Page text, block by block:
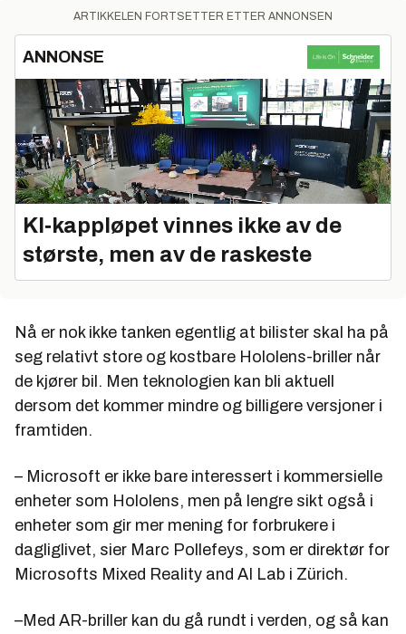
ARTIKKELEN FORTSETTER ETTER ANNONSEN
ANNONSE
KI‑kappløpet vinnes ikke av de
største, men av de raskeste
Nå er nok ikke tanken egentlig at bilister skal ha på
seg relativt store og kostbare Hololens-briller når
de kjører bil. Men teknologien kan bli aktuell
dersom det kommer mindre og billigere versjoner i
framtiden.
– Microsoft er ikke bare interessert i kommersielle
enheter som Hololens, men på lengre sikt også i
enheter som gir mer mening for forbrukere i
dagliglivet, sier Marc Pollefeys, som er direktør for
Microsofts Mixed Reality and AI Lab i Zürich.
–Med AR-briller kan du gå rundt i verden, og så kan